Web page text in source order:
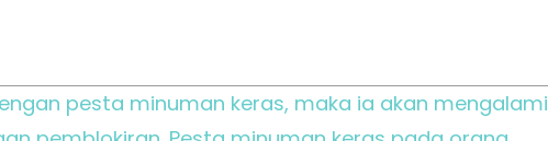
pesta minuman keras, maka ia akan mengalami